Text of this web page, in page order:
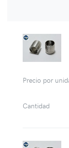
Precio por
Cantidad